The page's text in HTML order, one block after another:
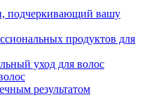
подчеркивающий вашу
продуктов для
уход для волос
результатом